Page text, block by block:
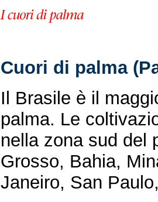
Cuori di palma
Il Brasile è il
palma. Le
nella zona sud del
Grosso, Bahia,
Janeiro, San